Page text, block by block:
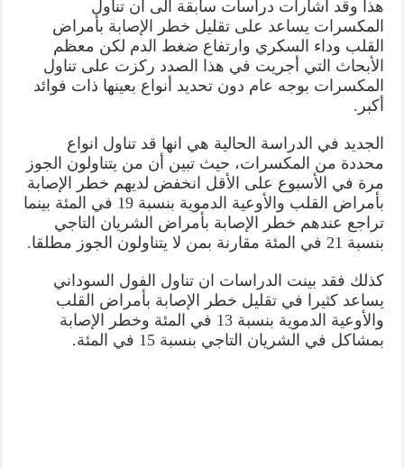
هذا وقد اشارات دراسات سابقة الى ان تناول
المكسرات يساعد على تقليل خطر الإصابة بأمراض
القلب وداء السكري وارتفاع ضغط الدم لكن معظم
الأبحاث التي أجريت في هذا الصدد ركزت على تناول
المكسرات بوجه عام دون تحديد أنواع بعينها ذات فوائد
أكبر.
الجديد في الدراسة الحالية هي انها قد تناول انواع
محددة من المكسرات، حيث تبين أن من يتناولون الجوز
مرة في الأسبوع على الأقل انخفض لديهم خطر الإصابة
بأمراض القلب والأوعية الدموية بنسبة 19 في المئة بينما
تراجع عندهم خطر الإصابة بأمراض الشريان التاجي
بنسبة 21 في المئة مقارنة بمن لا يتناولون الجوز مطلقا.
كذلك فقد بينت الدراسات ان تناول الفول السوداني
يساعد كثيرا في تقليل خطر الإصابة بأمراض القلب
والأوعية الدموية بنسبة 13 في المئة وخطر الإصابة
بمشاكل في الشريان التاجي بنسبة 15 في المئة.